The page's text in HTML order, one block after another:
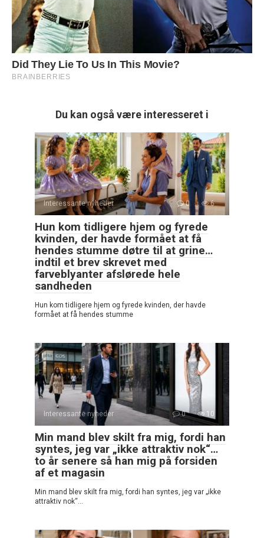
Du kan også være interesseret i
Interessante nyheder 0 6
Hun kom tidligere hjem og fyrede
kvinden, der havde formået at få
hendes stumme døtre til at grine…
indtil et brev skrevet med
farveblyanter afslørede hele
sandheden
Hun kom tidligere hjem og fyrede kvinden, der havde
formået at få hendes stumme
Interessante nyheder 0 10
Min mand blev skilt fra mig, fordi han
syntes, jeg var „ikke attraktiv nok“…
to år senere så han mig på forsiden
af et magasin
Min mand blev skilt fra mig, fordi han syntes, jeg var „ikke
attraktiv nok“…